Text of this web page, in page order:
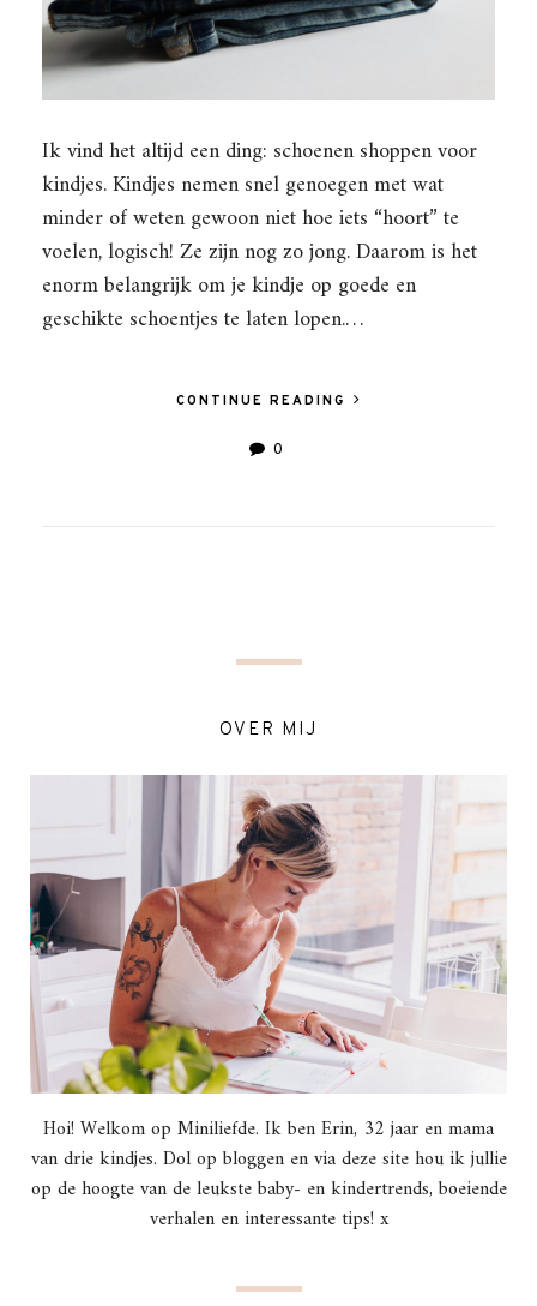
Ik vind het altijd een ding: schoenen shoppen voor
kindjes. Kindjes nemen snel genoegen met wat
minder of weten gewoon niet hoe iets “hoort” te
voelen, logisch! Ze zijn nog zo jong. Daarom is het
enorm belangrijk om je kindje op goede en
geschikte schoentjes te laten lopen.…
CONTINUE READING
0
OVER MIJ
Hoi! Welkom op Miniliefde. Ik ben Erin, 32 jaar en mama
van drie kindjes. Dol op bloggen en via deze site hou ik jullie
op de hoogte van de leukste baby- en kindertrends, boeiende
verhalen en interessante tips! x